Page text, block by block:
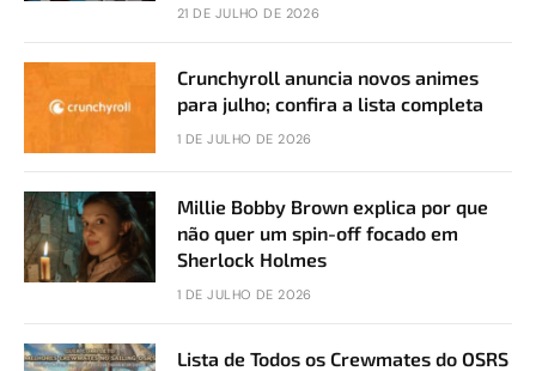
21 DE JULHO DE 2026
Crunchyroll anuncia novos animes
para julho; confira a lista completa
1 DE JULHO DE 2026
Millie Bobby Brown explica por que
não quer um spin-off focado em
Sherlock Holmes
1 DE JULHO DE 2026
Lista de Todos os Crewmates do OSRS